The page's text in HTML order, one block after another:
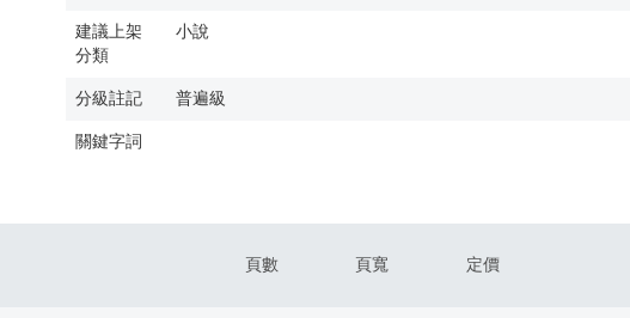
建議上架
分類
小說
分級註記 普遍級
關鍵字詞
頁數 頁寬 定價